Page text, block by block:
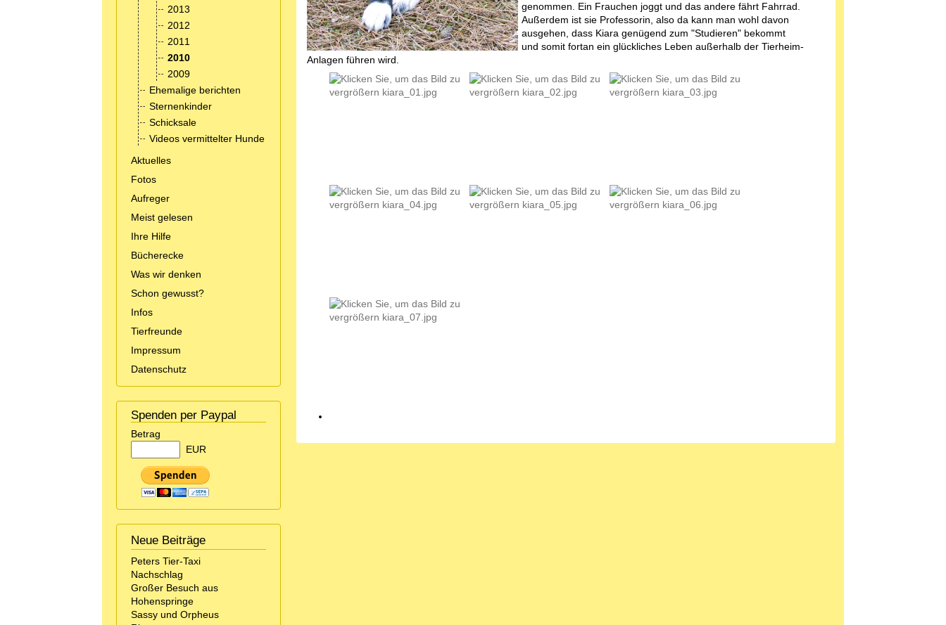
2013
2012
2011
2010
2009
Ehemalige berichten
Sternenkinder
Schicksale
Videos vermittelter Hunde
Aktuelles
Fotos
Aufreger
Meist gelesen
Ihre Hilfe
Bücherecke
Was wir denken
Schon gewusst?
Infos
Tierfreunde
Impressum
Datenschutz
Spenden per Paypal
Betrag
EUR
Neue Beiträge
Peters Tier-Taxi
Nachschlag
Großer Besuch aus
Hohenspringe
Sassy und Orpheus
genommen. Ein Frauchen joggt und das andere fährt Fahrrad.
Außerdem ist sie Professorin, also da kann man wohl davon
ausgehen, dass Kiara genügend zum "Studieren" bekommt
und somit fortan ein glückliches Leben außerhalb der Tierheim-
Anlagen führen wird.